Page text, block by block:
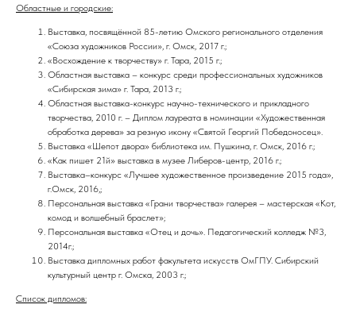
Областные и городские:
Выставка, посвящённой 85-летию Омского регионального отделения
«Союза художников России», г. Омск, 2017 г.;
«Восхождение к творчеству» г. Тара, 2015 г.;
Областная выставка – конкурс среди профессиональных художников
«Сибирская зима» г. Тара, 2013 г.;
Областная выставка-конкурс научно-технического и прикладного
творчества, 2010 г. – Диплом лауреата в номинации «Художественная
обработка дерева» за резную икону «Святой Георгий Победоносец».
Выставка «Шепот двора» библиотека им. Пушкина, г. Омск, 2016 г.;
«Как пишет 21й» выставка в музее Либеров-центр, 2016 г.;
Выставка–конкурс «Лучшее художественное произведение 2015 года»,
г.Омск, 2016,;
Персональная выставка «Грани творчества» галерея – мастерская «Кот,
комод и волшебный браслет»;
Персональная выставка «Отец и дочь». Педагогический колледж №3,
2014г.;
Выставка дипломных работ факультета искусств ОмГПУ. Сибирский
культурный центр г. Омска, 2003 г.;
Список дипломов: